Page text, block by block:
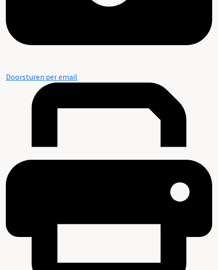
Doorsturen per email